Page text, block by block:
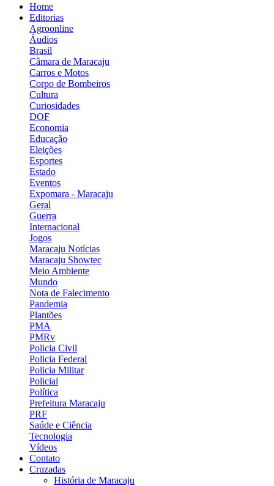
Home
Editorias
Agroonline
Áudios
Brasil
Câmara de Maracaju
Carros e Motos
Corpo de Bombeiros
Cultura
Curiosidades
DOF
Economia
Educação
Eleições
Esportes
Estado
Eventos
Expomara - Maracaju
Geral
Guerra
Internacional
Jogos
Maracaju Notícias
Maracaju Showtec
Meio Ambiente
Mundo
Nota de Falecimento
Pandemia
Plantões
PMA
PMRv
Policia Civil
Policia Federal
Policia Militar
Policial
Política
Prefeitura Maracaju
PRF
Saúde e Ciência
Tecnologia
Vídeos
Contato
Cruzadas
História de Maracaju